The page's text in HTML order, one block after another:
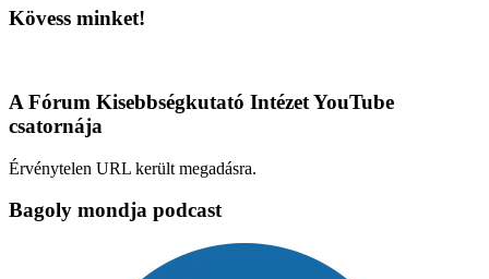
Kövess minket!
A Fórum Kisebbségkutató Intézet YouTube
csatornája
Érvénytelen URL került megadásra.
Bagoly mondja podcast